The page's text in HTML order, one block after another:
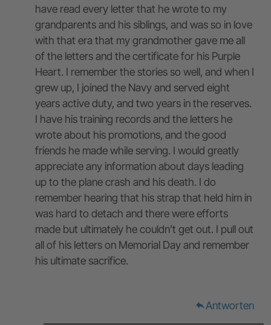
have read every letter that he wrote to my
grandparents and his siblings, and was so in love
with that era that my grandmother gave me all
of the letters and the certificate for his Purple
Heart. I remember the stories so well, and when I
grew up, I joined the Navy and served eight
years active duty, and two years in the reserves.
I have his training records and the letters he
wrote about his promotions, and the good
friends he made while serving. I would greatly
appreciate any information about days leading
up to the plane crash and his death. I do
remember hearing that his strap that held him in
was hard to detach and there were efforts
made but ultimately he couldn’t get out. I pull out
all of his letters on Memorial Day and remember
his ultimate sacrifice.
replyAntworten